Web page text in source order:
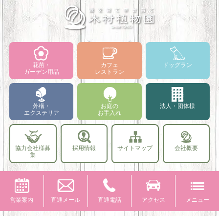
花苗・
ガーデン用品
カフェ
レストラン
ドッグラン
外構・
エクステリア
お庭の
お手入れ
法人・団体様
協力会社様募
集
採用情報 サイトマップ 会社概要
営業案内 直通メール 直通電話 アクセス メニュー